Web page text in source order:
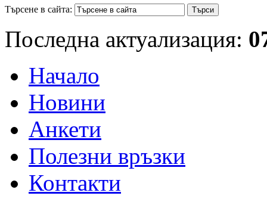
Търсене в сайта:
Последна актуализация:
Начало
Новини
Анкети
Полезни връзки
Контакти